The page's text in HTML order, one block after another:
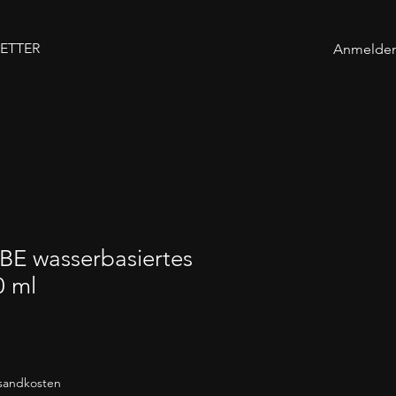
wasserbasiertes
ml